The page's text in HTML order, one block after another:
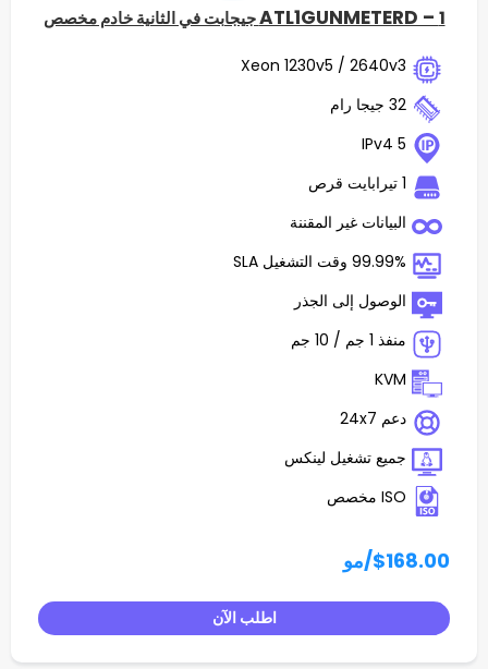
Xeon 1230v5 /
غير المقننة
إلى الجذر
لينكس